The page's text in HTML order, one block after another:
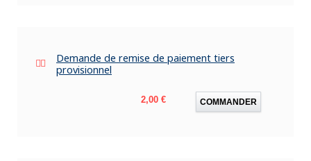
Demande de remise de paiement tiers
provisionnel
Prix
2,00 € COMMANDER